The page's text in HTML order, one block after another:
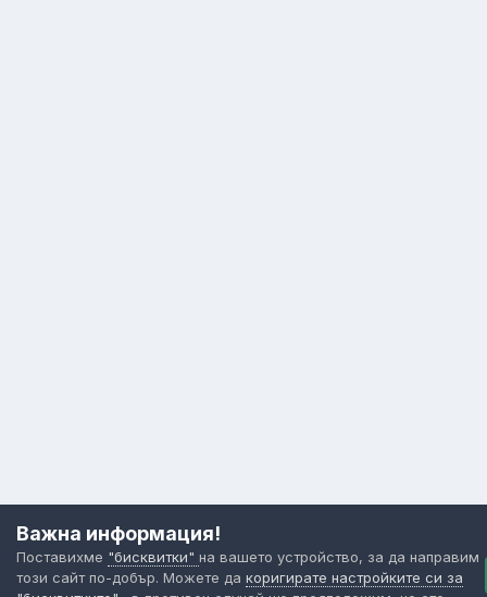
Важна информация!
Поставихме "бисквитки" на вашето устройство, за да направим
този сайт по-добър. Можете да коригирате настройките си за